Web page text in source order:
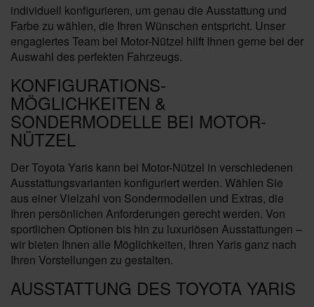
individuell konfigurieren, um genau die Ausstattung und
Farbe zu wählen, die Ihren Wünschen entspricht. Unser
engagiertes Team bei Motor-Nützel hilft Ihnen gerne bei der
Auswahl des perfekten Fahrzeugs.
KONFIGURATIONS-
MÖGLICHKEITEN &
SONDERMODELLE BEI MOTOR-
NÜTZEL
Der Toyota Yaris kann bei Motor-Nützel in verschiedenen
Ausstattungsvarianten konfiguriert werden. Wählen Sie
aus einer Vielzahl von Sondermodellen und Extras, die
Ihren persönlichen Anforderungen gerecht werden. Von
sportlichen Optionen bis hin zu luxuriösen Ausstattungen –
wir bieten Ihnen alle Möglichkeiten, Ihren Yaris ganz nach
Ihren Vorstellungen zu gestalten.
AUSSTATTUNG DES TOYOTA YARIS